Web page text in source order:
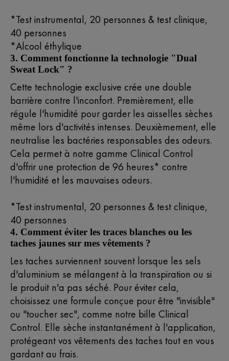
*Test instrumental, 20 personnes & test clinique,
40 personnes
*Alcool éthylique
3. Comment fonctionne la technologie "Dual
Sweat Lock" ?
Cette technologie exclusive crée une double
barrière contre l'inconfort. Premièrement, elle
régule l'humidité pour garder les aisselles sèches
même lors d'activités intenses. Deuxièmement, elle
neutralise les bactéries responsables des odeurs.
Cela permet à notre gamme Clinical Control
d'offrir une protection de 96 heures* contre
l'humidité et les mauvaises odeurs.
*Test instrumental, 20 personnes & test clinique,
40 personnes
4. Comment éviter les traces blanches ou les
taches jaunes sur mes vêtements ?
Les taches surviennent souvent lorsque les sels
d'aluminium se mélangent à la transpiration ou si
le produit n'a pas séché. Pour éviter cela,
choisissez une formule conçue pour être "invisible"
ou "toucher sec", comme notre bille Clinical
Control. Elle sèche instantanément à l'application,
protégeant vos vêtements des taches tout en vous
gardant au frais.